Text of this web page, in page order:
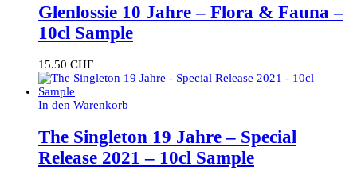
Glenlossie 10 Jahre – Flora & Fauna –
10cl Sample
15.50 CHF
In den Warenkorb
The Singleton 19 Jahre – Special
Release 2021 – 10cl Sample